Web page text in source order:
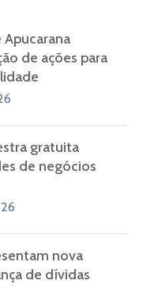
de ações para
gratuita
de negócios
nova
de dívidas